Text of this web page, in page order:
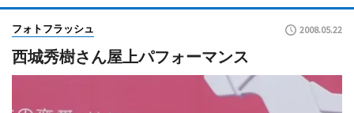
フォトフラッシュ 2008.05.22
西城秀樹さん屋上パフォーマンス